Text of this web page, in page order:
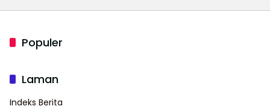
Populer
Laman
Indeks Berita